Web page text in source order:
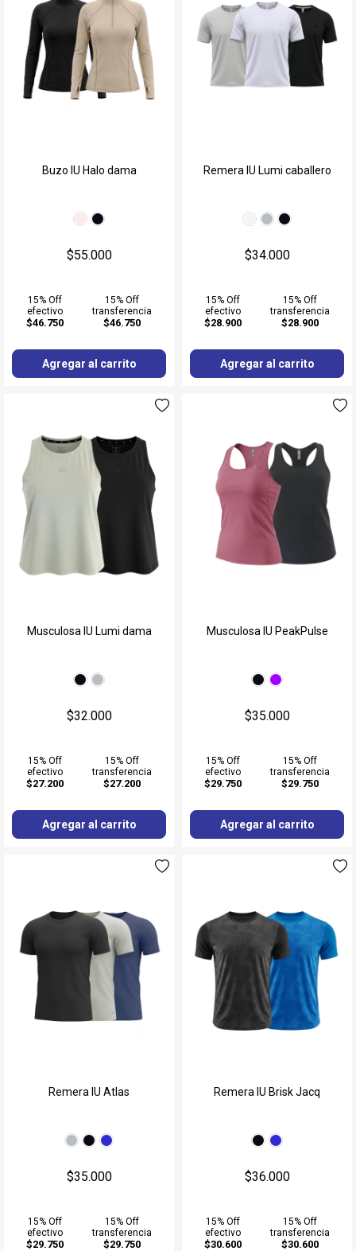
Buzo IU Halo dama
$55.000
15% Off
efectivo
$46.750
15% Off
transferencia
$46.750
Agregar al carrito
Remera IU Lumi caballero
$34.000
15% Off
efectivo
$28.900
15% Off
transferencia
$28.900
Agregar al carrito
Musculosa IU Lumi dama
$32.000
15% Off
efectivo
$27.200
15% Off
transferencia
$27.200
Agregar al carrito
Musculosa IU PeakPulse
$35.000
15% Off
efectivo
$29.750
15% Off
transferencia
$29.750
Agregar al carrito
Remera IU Atlas
$35.000
15% Off
efectivo
$29.750
15% Off
transferencia
$29.750
Remera IU Brisk Jacq
$36.000
15% Off
efectivo
$30.600
15% Off
transferencia
$30.600